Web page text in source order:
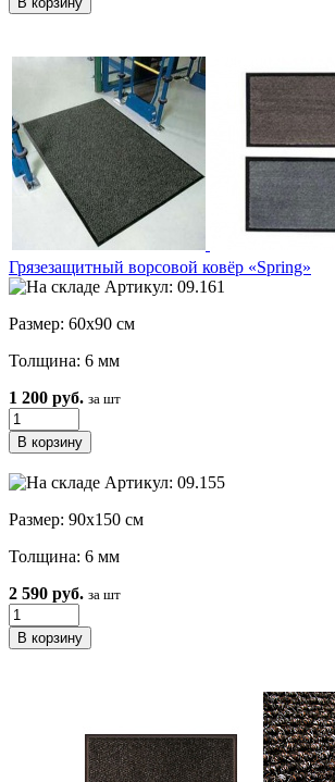
Грязезащитный ворсовой ковёр «Spring»
Артикул: 09.161
Размер: 60х90 см
Толщина: 6 мм
1 200 руб. за шт
Артикул: 09.155
Размер: 90х150 см
Толщина: 6 мм
2 590 руб. за шт